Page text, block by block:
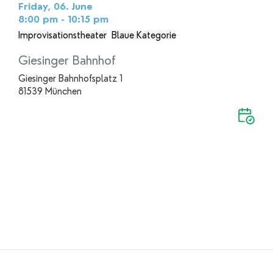
Friday, 06. June
8:00 pm - 10:15 pm
Improvisationstheater Blaue Kategorie
Giesinger Bahnhof
Giesinger Bahnhofsplatz 1
81539 München